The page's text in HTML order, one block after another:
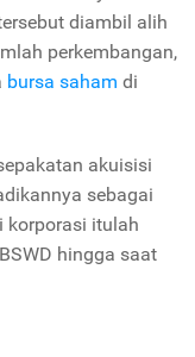
diambil alih
perkembangan,
bursa saham di
akuisisi
sebagai
korporasi itulah
hingga saat